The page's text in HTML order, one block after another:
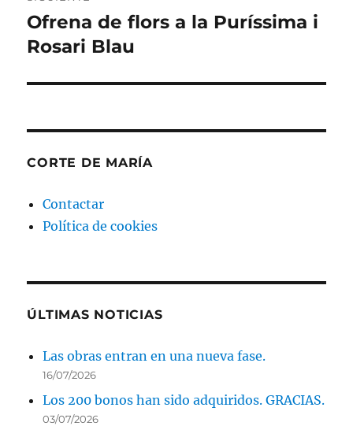
Entrada
siguiente:
Ofrena de flors a la Puríssima i
Rosari Blau
CORTE DE MARÍA
Contactar
Política de cookies
ÚLTIMAS NOTICIAS
Las obras entran en una nueva fase.
16/07/2026
Los 200 bonos han sido adquiridos. GRACIAS.
03/07/2026